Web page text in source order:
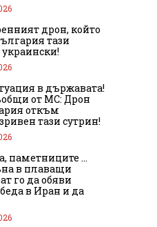
дрон, който
тази
украински!
в държавата!
от МС: Дрон
откъм
тази сутрин!
паметниците …
в плаващи
го да обяви
в Иран и да